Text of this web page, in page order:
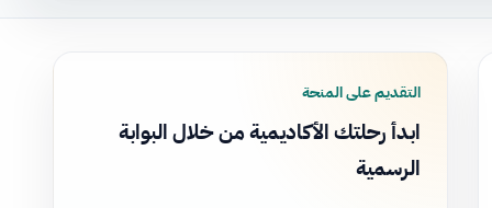
التقديم على المنحة
ابدأ رحلتك الأكاديمية من خلال البوابة
الرسمية